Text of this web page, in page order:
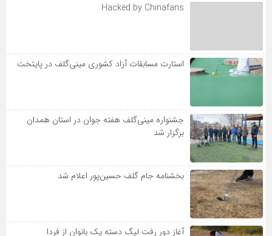
Hacked by Chinafans
استارت مسابقات آزاد کشوری مینی‌گلف در پایتخت
جشنواره مینی‌گلف هفته جوان در استان همدان
برگزار شد
بخشنامه جام گلف حسین‌پور اعلام شد
آغاز دور رفت لیگ دسته یک بانوان از فردا